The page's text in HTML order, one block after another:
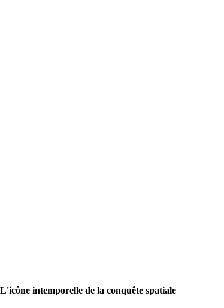
intemporelle de la conquête spatiale